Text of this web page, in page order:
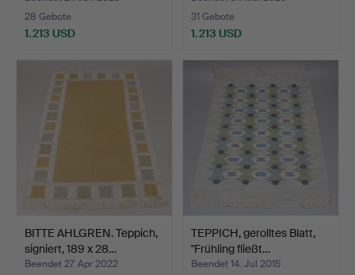
28 Gebote
1.213 USD
31 Gebote
1.213 USD
BITTE AHLGREN. Teppich,
signiert, 189 x 28…
Beendet 27. Apr 2022
TEPPICH, gerolltes Blatt,
"Frühling fließt…
Beendet 14. Jul 2015